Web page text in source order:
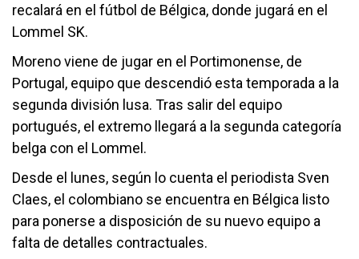
recalará en el fútbol de Bélgica, donde jugará en el
Lommel SK.
Moreno viene de jugar en el Portimonense, de
Portugal, equipo que descendió esta temporada a la
segunda división lusa. Tras salir del equipo
portugués, el extremo llegará a la segunda categoría
belga con el Lommel.
Desde el lunes, según lo cuenta el periodista Sven
Claes, el colombiano se encuentra en Bélgica listo
para ponerse a disposición de su nuevo equipo a
falta de detalles contractuales.